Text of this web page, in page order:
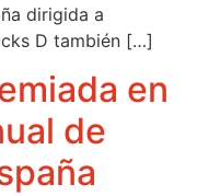
dirigida a
D también […]
en
de